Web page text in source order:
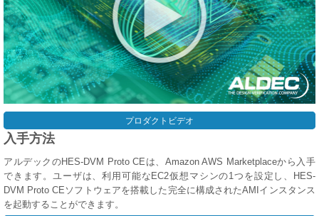
プロダクトビデオ
入手方法
アルデックのHES-DVM Proto CEは、Amazon AWS Marketplaceから入手
できます。ユーザは、利用可能なEC2仮想マシンの1つを設定し、HES-
DVM Proto CEソフトウェアを搭載した完全に構成されたAMIインスタンス
を起動することができます。